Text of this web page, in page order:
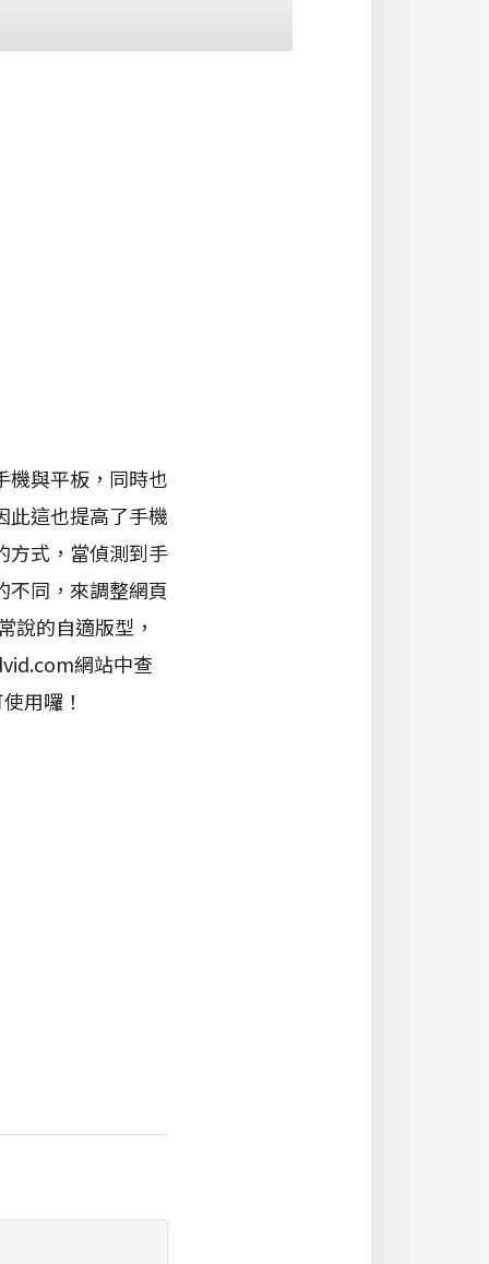
與平板，同時也
此這也提高了手機
方式，當偵測到手
不同，來調整網頁
說的自適版型，
網站中查
用囉！